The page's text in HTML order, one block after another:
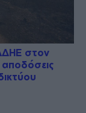
στον